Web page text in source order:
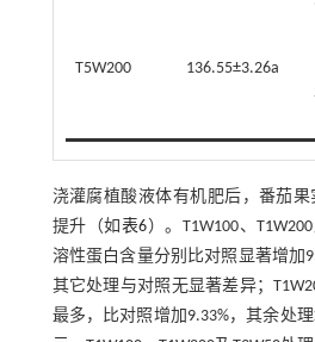
T5W200 136.55±3.26a
浇灌腐植酸液体有机肥后，番茄
提升（如 表6）。T1W100、
溶性蛋白含量分别比对照显著增加
其它处理与对照无显著差异；
最多，比对照增加9.33%，其余处